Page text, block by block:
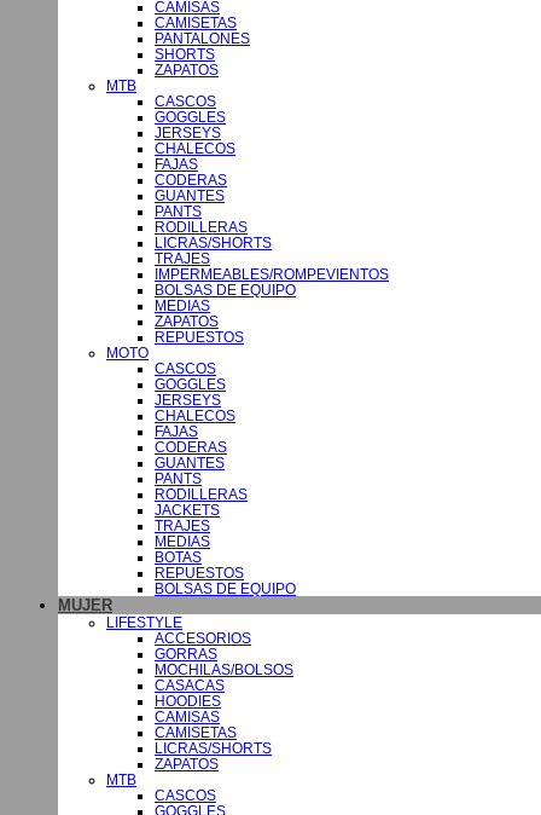
CAMISAS
CAMISETAS
PANTALONES
SHORTS
ZAPATOS
MTB
CASCOS
GOGGLES
JERSEYS
CHALECOS
FAJAS
CODERAS
GUANTES
PANTS
RODILLERAS
LICRAS/SHORTS
TRAJES
IMPERMEABLES/ROMPEVIENTOS
BOLSAS DE EQUIPO
MEDIAS
ZAPATOS
REPUESTOS
MOTO
CASCOS
GOGGLES
JERSEYS
CHALECOS
FAJAS
CODERAS
GUANTES
PANTS
RODILLERAS
JACKETS
TRAJES
MEDIAS
BOTAS
REPUESTOS
BOLSAS DE EQUIPO
MUJER
LIFESTYLE
ACCESORIOS
GORRAS
MOCHILAS/BOLSOS
CASACAS
HOODIES
CAMISAS
CAMISETAS
LICRAS/SHORTS
ZAPATOS
MTB
CASCOS
GOGGLES